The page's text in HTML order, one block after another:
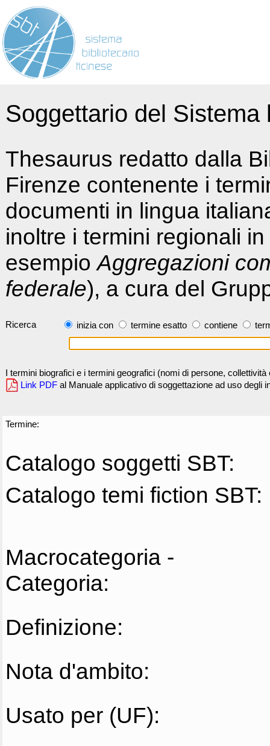
Soggettario del
Thesaurus redatto dalla
Firenze contenente i
documenti in lingua
inoltre i termini regionali
esempioAggregazioni
federale), a cura del
Ricerca inizia con termine esatto contiene
I termini biografici e i termini geografici (nomi di persone,
Link PDF al Manuale applicativo di soggettazione ad uso degli
Termine:
Catalogo soggetti SBT:
Catalogo temi fiction SBT:
Macrocategoria -
Categoria:
Definizione:
Nota d'ambito:
Usato per (UF):